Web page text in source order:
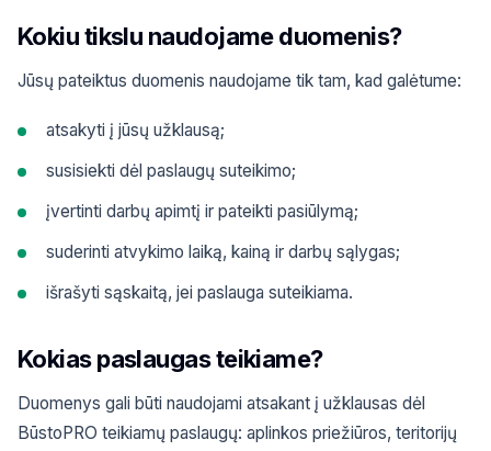
Kokiu tikslu naudojame duomenis?
Jūsų pateiktus duomenis naudojame tik tam, kad galėtume:
atsakyti į jūsų užklausą;
susisiekti dėl paslaugų suteikimo;
įvertinti darbų apimtį ir pateikti pasiūlymą;
suderinti atvykimo laiką, kainą ir darbų sąlygas;
išrašyti sąskaitą, jei paslauga suteikiama.
Kokias paslaugas teikiame?
Duomenys gali būti naudojami atsakant į užklausas dėl
BūstoPRO teikiamų paslaugų: aplinkos priežiūros, teritorijų